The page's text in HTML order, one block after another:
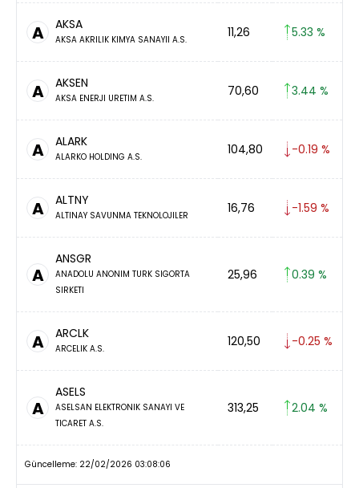
A AKSA
AKSA AKRILIK KIMYA SANAYII A.S. 11,26 5.33 %
A AKSEN
AKSA ENERJI URETIM A.S. 70,60 3.44 %
A ALARK
ALARKO HOLDING A.S. 104,80 -0.19 %
A ALTNY
ALTINAY SAVUNMA TEKNOLOJILER 16,76 -1.59 %
A
ANSGR
ANADOLU ANONIM TURK SIGORTA
SIRKETI
25,96 0.39 %
A ARCLK
ARCELIK A.S. 120,50 -0.25 %
A
ASELS
ASELSAN ELEKTRONIK SANAYI VE
TICARET A.S.
313,25 2.04 %
Güncelleme: 22/02/2026 03:08:06